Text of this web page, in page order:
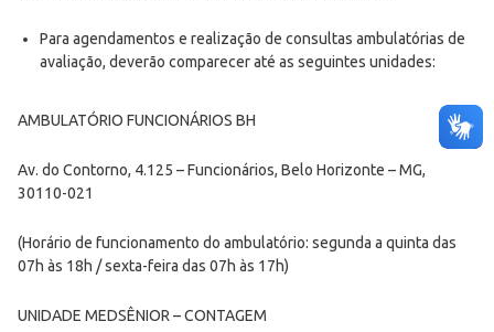
Para agendamentos e realização de consultas ambulatórias de
avaliação, deverão comparecer até as seguintes unidades:
AMBULATÓRIO FUNCIONÁRIOS BH
Av. do Contorno, 4.125 – Funcionários, Belo Horizonte – MG,
30110-021
(Horário de funcionamento do ambulatório: segunda a quinta das
07h às 18h / sexta-feira das 07h às 17h)
UNIDADE MEDSÊNIOR – CONTAGEM